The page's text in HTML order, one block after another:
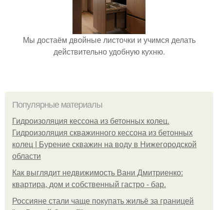
Мы достаём двойные листочки и учимся делать
действительно удобную кухню.
Популярные материалы
Гидроизоляция кессона из бетонных колец.
Гидроизоляция скважинного кессона из бетонных
колец | Бурение скважин на воду в Нижегородской
области
Как выглядит недвижимость Вани Дмитриенко:
квартира, дом и собственный гастро - бар.
Россияне стали чаще покупать жильё за границей